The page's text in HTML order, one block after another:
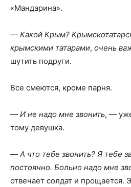
«Мандарина».
— Какой Крым?
крымскими татарами, очень
шутить подруги.
Все смеются, кроме парня.
— И не надо мне звонить, —
тому девушка.
— А что тебе звонить? Я тебе
постоянно. Больно надо мне
отвечает солдат и прощается.